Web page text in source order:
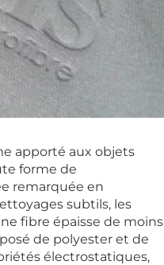
apporté aux objets
forme de
remarquée en
subtils, les
fibre épaisse de moins
de polyester et de
électrostatiques,